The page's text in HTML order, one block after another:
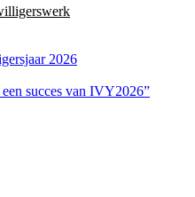
2026
succes van IVY2026”